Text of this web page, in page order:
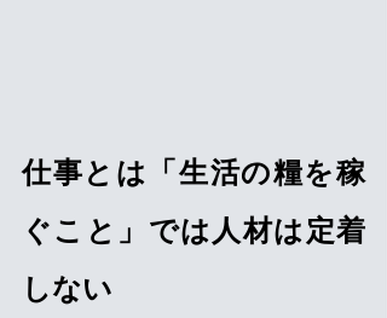
仕事とは「生活の糧を稼
ぐこと」では人材は定着
しない